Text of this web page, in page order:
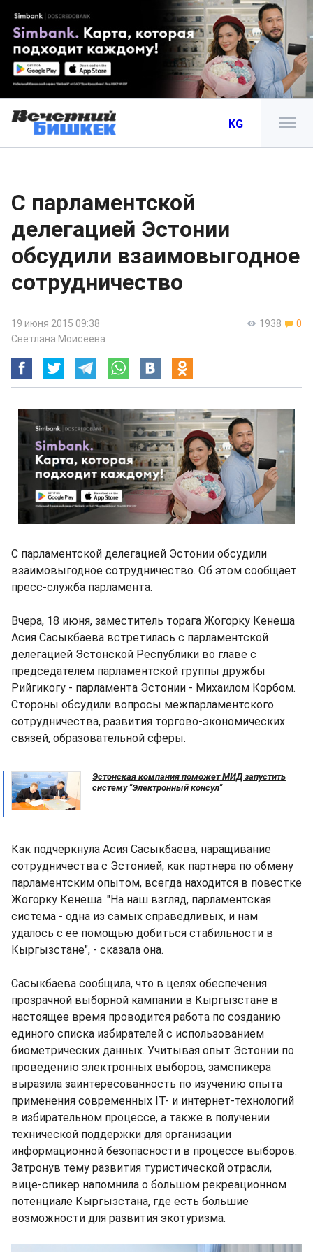
KG
С парламентской
делегацией Эстонии
обсудили взаимовыгодное
сотрудничество
1938 0
19 июня 2015 09:38
Светлана Моисеева
С парламентской делегацией Эстонии обсудили
взаимовыгодное сотрудничество. Об этом сообщает
пресс-служба парламента.
Вчера, 18 июня, заместитель торага Жогорку Кенеша
Асия Сасыкбаева встретилась с парламентской
делегацией Эстонской Республики во главе с
председателем парламентской группы дружбы
Рийгикогу - парламента Эстонии - Михаилом Корбом.
Стороны обсудили вопросы межпарламентского
сотрудничества, развития торгово-экономических
связей, образовательной сферы.
Эстонская компания поможет МИД запустить
систему "Электронный консул"
Как подчеркнула Асия Сасыкбаева, наращивание
сотрудничества с Эстонией, как партнера по обмену
парламентским опытом, всегда находится в повестке
Жогорку Кенеша. "На наш взгляд, парламентская
система - одна из самых справедливых, и нам
удалось с ее помощью добиться стабильности в
Кыргызстане", - сказала она.
Сасыкбаева сообщила, что в целях обеспечения
прозрачной выборной кампании в Кыргызстане в
настоящее время проводится работа по созданию
единого списка избирателей с использованием
биометрических данных. Учитывая опыт Эстонии по
проведению электронных выборов, замспикера
выразила заинтересованность по изучению опыта
применения современных IT- и интернет-технологий
в избирательном процессе, а также в получении
технической поддержки для организации
информационной безопасности в процессе выборов.
Затронув тему развития туристической отрасли,
вице-спикер напомнила о большом рекреационном
потенциале Кыргызстана, где есть большие
возможности для развития экотуризма.